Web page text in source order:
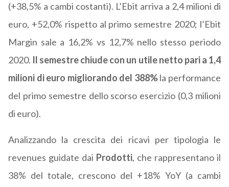
(+38,5% a cambi costanti). L’Ebit arriva a 2,4 milioni di
euro, +52,0% rispetto al primo semestre 2020; l’Ebit
Margin sale a 16,2% vs 12,7% nello stesso periodo
2020. Il semestre chiude con un utile netto pari a 1,4
milioni di euro migliorando del 388%la performance
del primo semestre dello scorso esercizio (0,3 milioni
di euro).
Analizzando la crescita dei ricavi per tipologia le
revenues guidate dai Prodotti, che rappresentano il
38% del totale, crescono del +18% YoY (a cambi